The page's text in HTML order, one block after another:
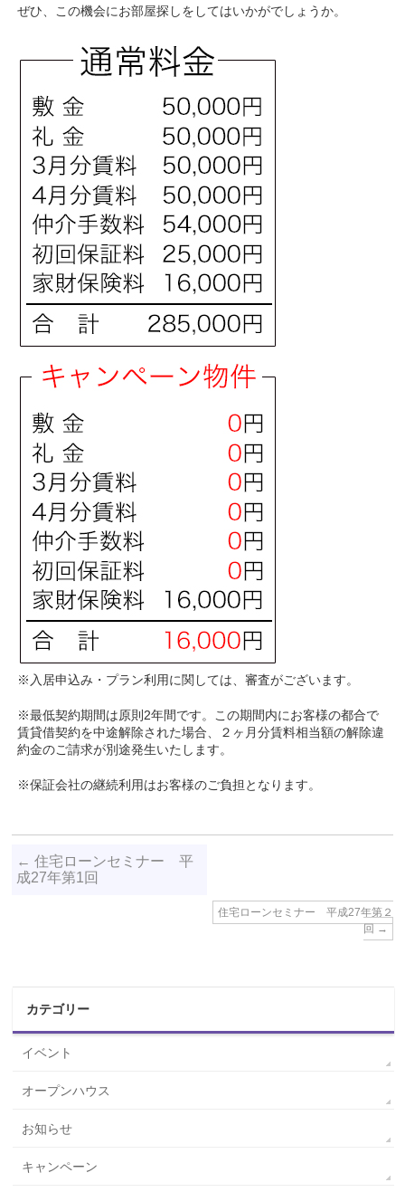
ぜひ、この機会にお部屋探しをしてはいかがでしょうか。
※入居申込み・プラン利用に関しては、審査がございます。
※最低契約期間は原則2年間です。この期間内にお客様の都合で
賃貸借契約を中途解除された場合、２ヶ月分賃料相当額の解除違
約金のご請求が別途発生いたします。
※保証会社の継続利用はお客様のご負担となります。
← 住宅ローンセミナー 平
成27年第1回
住宅ローンセミナー 平成27年第２
回 →
カテゴリー
イベント
オープンハウス
お知らせ
キャンペーン